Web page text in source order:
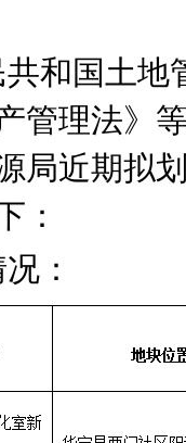
和国土地
管理法》
局近期拟
：
：